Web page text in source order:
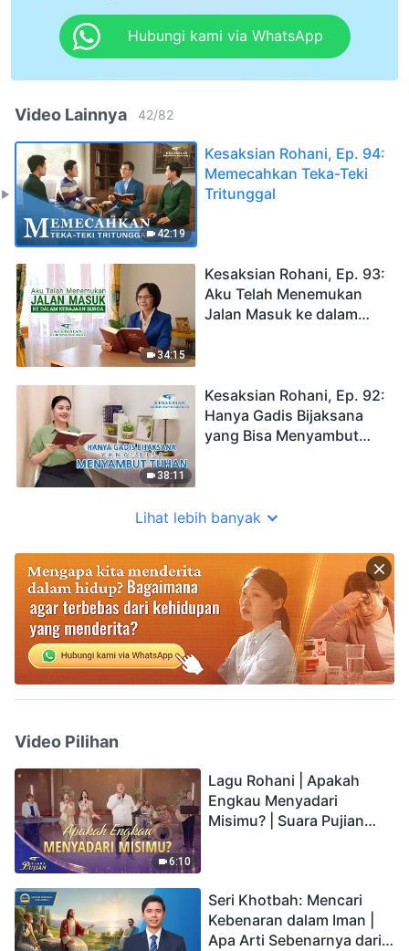
Hubungi kami via WhatsApp
Video Lainnya 42/82
42:19
Kesaksian Rohani, Ep. 94:
Memecahkan Teka-Teki
Tritunggal
34:15
Kesaksian Rohani, Ep. 93:
Aku Telah Menemukan
Jalan Masuk ke dalam
38:11
Kesaksian Rohani, Ep. 92:
Hanya Gadis Bijaksana
yang Bisa Menyambut
Lihat lebih banyak
Video Pilihan
6:10
Lagu Rohani | Apakah
Engkau Menyadari
Misimu? | Suara Pujian
Seri Khotbah: Mencari
Kebenaran dalam Iman |
Apa Arti Sebenarnya dari